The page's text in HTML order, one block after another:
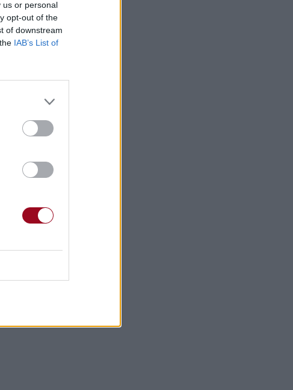
us or personal
opt-out of the
of downstream
IAB’s List of